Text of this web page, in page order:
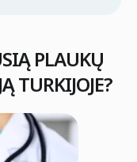
PLAUKŲ
TURKIJOJE?